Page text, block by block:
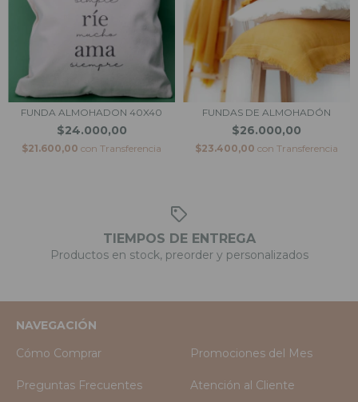
FUNDA ALMOHADON 40X40
$24.000,00
$21.600,00 con Transferencia
FUNDAS DE ALMOHADÓN
$26.000,00
$23.400,00 con Transferencia
TIEMPOS DE ENTREGA
Productos en stock, preorder y personalizados
NAVEGACIÓN
Cómo Comprar
Promociones del Mes
Preguntas Frecuentes Atención al Cliente